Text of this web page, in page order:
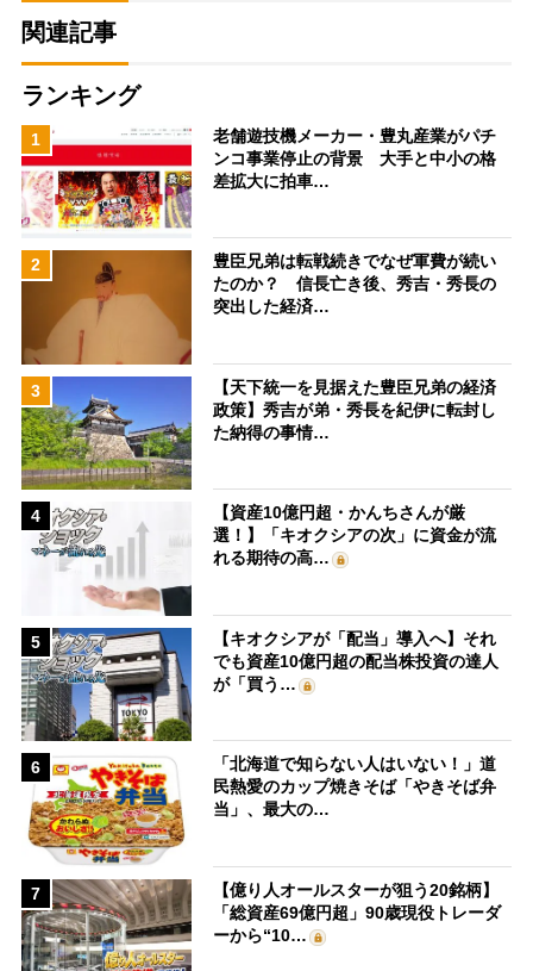
関連記事
ランキング
1
老舗遊技機メーカー・豊丸産業がパチ
ンコ事業停止の背景 大手と中小の格
差拡大に拍車…
2
豊臣兄弟は転戦続きでなぜ軍費が続い
たのか？ 信長亡き後、秀吉・秀長の
突出した経済…
3
【天下統一を見据えた豊臣兄弟の経済
政策】秀吉が弟・秀長を紀伊に転封し
た納得の事情…
4
【資産10億円超・かんちさんが厳
選！】「キオクシアの次」に資金が流
れる期待の高…
5
【キオクシアが「配当」導入へ】それ
でも資産10億円超の配当株投資の達人
が「買う…
6
「北海道で知らない人はいない！」道
民熱愛のカップ焼きそば「やきそば弁
当」、最大の…
7
【億り人オールスターが狙う20銘柄】
「総資産69億円超」90歳現役トレーダ
ーから“10…